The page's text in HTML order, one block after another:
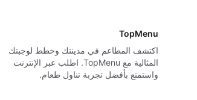
TopMenu
اكتشف المطاعم في مدينتك وخطط لوجبتك
المثالية مع TopMenu. اطلب عبر الإنترنت
واستمتع بأفضل تجربة تناول طعام.